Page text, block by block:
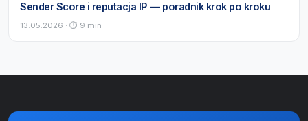
Sender Score i reputacja IP — poradnik krok po kroku
13.05.2026 · ⏱ 9 min